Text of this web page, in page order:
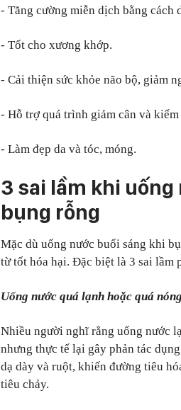
- Tăng cường miễn dịch bằng cách
- Tốt cho xương khớp.
- Cải thiện sức khỏe não bộ, giảm
- Hỗ trợ quá trình giảm cân và
- Làm đẹp da và tóc, móng.
3 sai lầm khi
bụng rỗng
Mặc dù uống nước buổi sáng khi
từ tốt hóa hại. Đặc biệt là 3 sai lầm
Uống nước quá lạnh hoặc quá nóng
Nhiều người nghĩ rằng uống nước
nhưng thực tế lại gây phản tác
dạ dày và ruột, khiến đường tiêu
tiêu chảy.